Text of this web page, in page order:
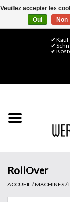
0
✔ Kauf
✔
✔
Films de décoration
Displays & Stands
RollOver
ACCUEIL /MACHINES/
Veuillez accepter les
Oui
Non